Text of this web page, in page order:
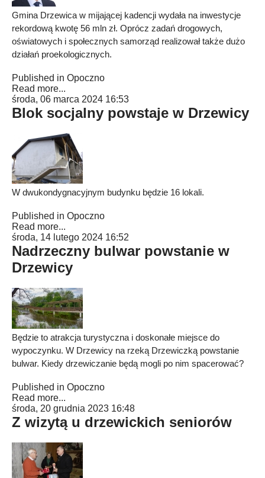
Gmina Drzewica w mijającej kadencji wydała na inwestycje
rekordową kwotę 56 mln zł. Oprócz zadań drogowych,
oświatowych i społecznych samorząd realizował także dużo
działań proekologicznych.
Published in Opoczno
Read more...
środa, 06 marca 2024 16:53
Blok socjalny powstaje w Drzewicy
W dwukondygnacyjnym budynku będzie 16 lokali.
Published in Opoczno
Read more...
środa, 14 lutego 2024 16:52
Nadrzeczny bulwar powstanie w
Drzewicy
Będzie to atrakcja turystyczna i doskonałe miejsce do
wypoczynku. W Drzewicy na rzeką Drzewiczką powstanie
bulwar. Kiedy drzewiczanie będą mogli po nim spacerować?
Published in Opoczno
Read more...
środa, 20 grudnia 2023 16:48
Z wizytą u drzewickich seniorów